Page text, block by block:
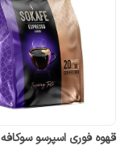
قهوه فوری اسپرسو سوکافه